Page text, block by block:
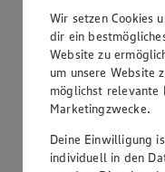
Woran lässt
Kategorie:Haushalt
Unabhängig vom
Pfanne gewisse
Boden beim
Andernfalls wird
Wir setzen Cookies
dir ein
Website zu
um unsere Website
möglichst relevante
Marketingzwecke.
Deine Einwilligung
individuell in den